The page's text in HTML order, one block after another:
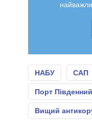
НАБУ САП
Порт Південний
Вищий